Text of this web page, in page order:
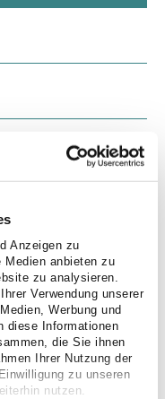
Anzeigen zu
anbieten zu
zu analysieren.
Verwendung unserer
Werbung und
diese Informationen
die Sie ihnen
Ihrer Nutzung der
zu unseren
nutzen.